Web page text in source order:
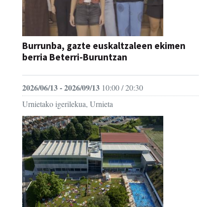
Burrunba, gazte euskaltzaleen ekimen
berria Beterri-Buruntzan